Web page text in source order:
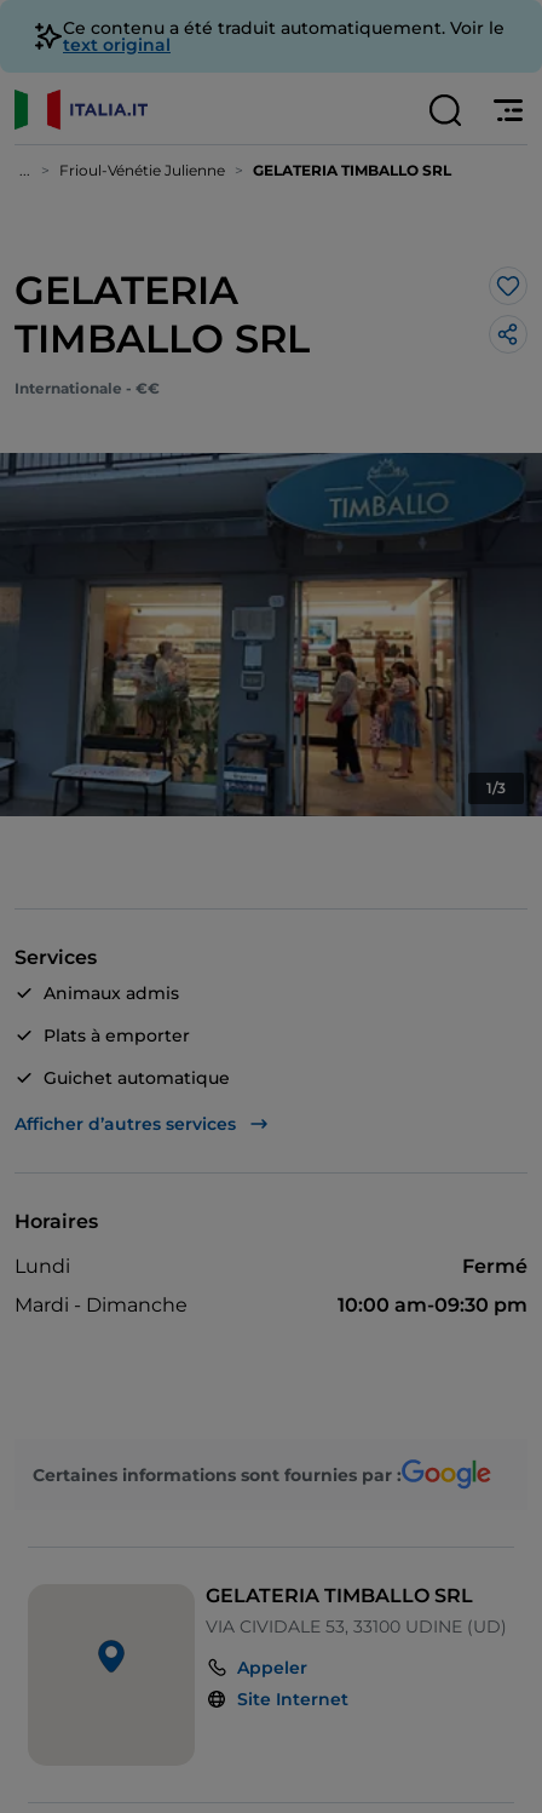
Ce contenu a été traduit automatiquement. Voir le
text original
... Frioul-Vénétie Julienne GELATERIA TIMBALLO SRL
GELATERIA
TIMBALLO SRL
Internationale - €€
1/3
Services
Animaux admis
Plats à emporter
Guichet automatique
Mastercard
Afficher d’autres services
Horaires
Lundi
Fermé
Mardi - Dimanche
10:00 am-09:30 pm
Certaines informations sont fournies par :
GELATERIA TIMBALLO SRL
VIA CIVIDALE 53, 33100 UDINE (UD)
Appeler
Site Internet